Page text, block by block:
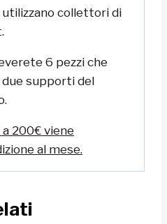
utilizzano collettori di
6 pezzi che
supporti del
200€ viene
al mese.